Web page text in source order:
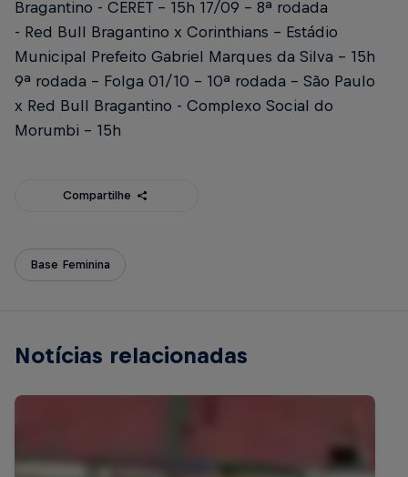
Bragantino - CERET - 15h 17/09 - 8ª rodada
- Red Bull Bragantino x Corinthians - Estádio
Municipal Prefeito Gabriel Marques da Silva - 15h
9ª rodada - Folga 01/10 - 10ª rodada - São Paulo
x Red Bull Bragantino - Complexo Social do
Morumbi - 15h
Compartilhe
Base Feminina
Notícias relacionadas